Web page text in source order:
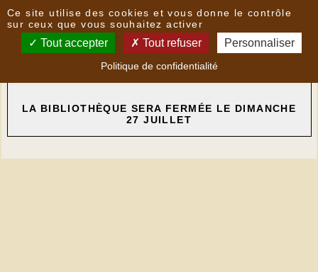
Nouvelles
GIGNAC - Bibliothèque - le22/07/2025 17:55
LA BIBLIOTHÈQUE SERA FERMÉE LE DIMANCHE
27 JUILLET
Ce site utilise des cookies et vous donne le contrôle
sur ceux que vous souhaitez activer
Tout accepter Tout refuser Personnaliser
Politique de confidentialité